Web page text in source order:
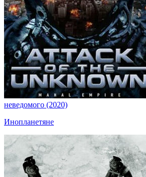
неведомого (2020)
Инопланетяне